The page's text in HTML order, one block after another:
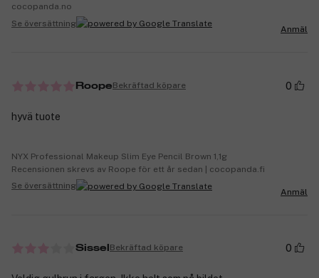
cocopanda.no
Se översättning
Anmäl
RoopeBekräftad köpare 0
hyvä tuote
NYX Professional Makeup Slim Eye Pencil Brown 1,1g
Recensionen skrevs av Roope för ett år sedan | cocopanda.fi
Se översättning
Anmäl
Sissel Bekräftad köpare 0